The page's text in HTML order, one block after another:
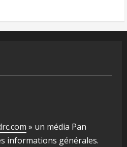
» un média Pan
informations générales.